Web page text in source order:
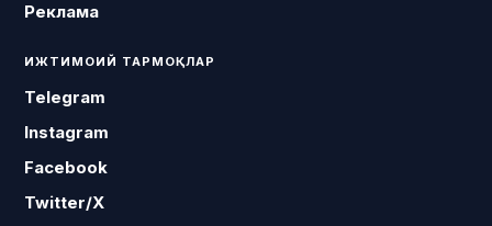
Реклама
ИЖТИМОИЙ ТАРМОҚЛАР
Telegram
Instagram
Facebook
Twitter/X